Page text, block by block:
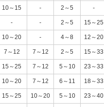
10～15 - 2～5 -
- - 2～5 15～25
10～20 - 4～8 12～20
7～12 7～12 2～5 15～33
15～25 7～12 5～10 23～33
10～20 7～12 6～11 18～33
15～25 10～20 5～10 23～40